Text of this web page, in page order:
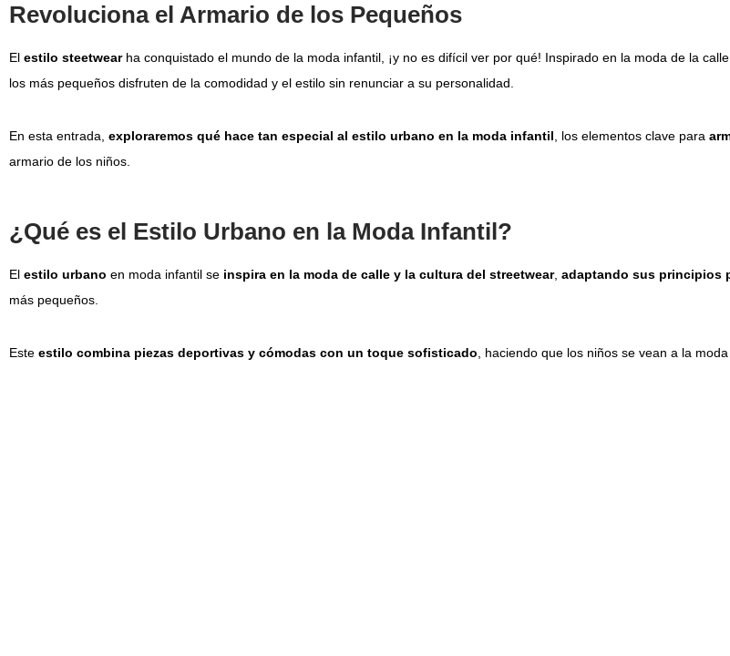
Revoluciona el Armario de los Pequeños
El estilo steetwear ha conquistado el mundo de la moda infantil, ¡y no es difícil ver por qué! Inspirado en la moda de la
los más pequeños disfruten de la comodidad y el estilo sin renunciar a su personalidad.
En esta entrada, exploraremos qué hace tan especial al estilo urbano en la moda infantil , los elementos clave para
armario de los niños.
¿Qué es el Estilo Urbano en la Moda Infantil?
El estilo urbano en moda infantil se inspira en la moda de calle y la cultura del streetwear, adaptando sus principios
más pequeños.
Este estilo combina piezas deportivas y cómodas con un toque sofisticado , haciendo que los niños se vean a la